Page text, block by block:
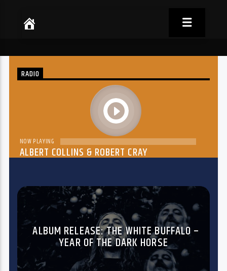
RADIO
play
NOW PLAYING
ALBERT COLLINS & ROBERT CRAY
ALBUM RELEASE: THE WHITE BUFFALO –
YEAR OF THE DARK HORSE